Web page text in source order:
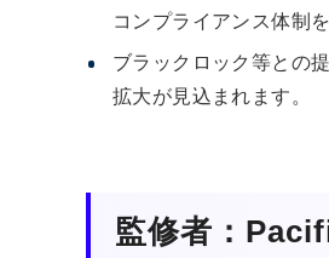
コンプライアンス体制
ブラックロック等との
拡大が見込まれます。
監修者：